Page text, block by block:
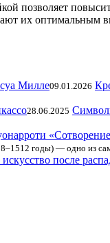
позволяет
их
09.01.2026
28.06.2025
годы) — одно из
искусство после